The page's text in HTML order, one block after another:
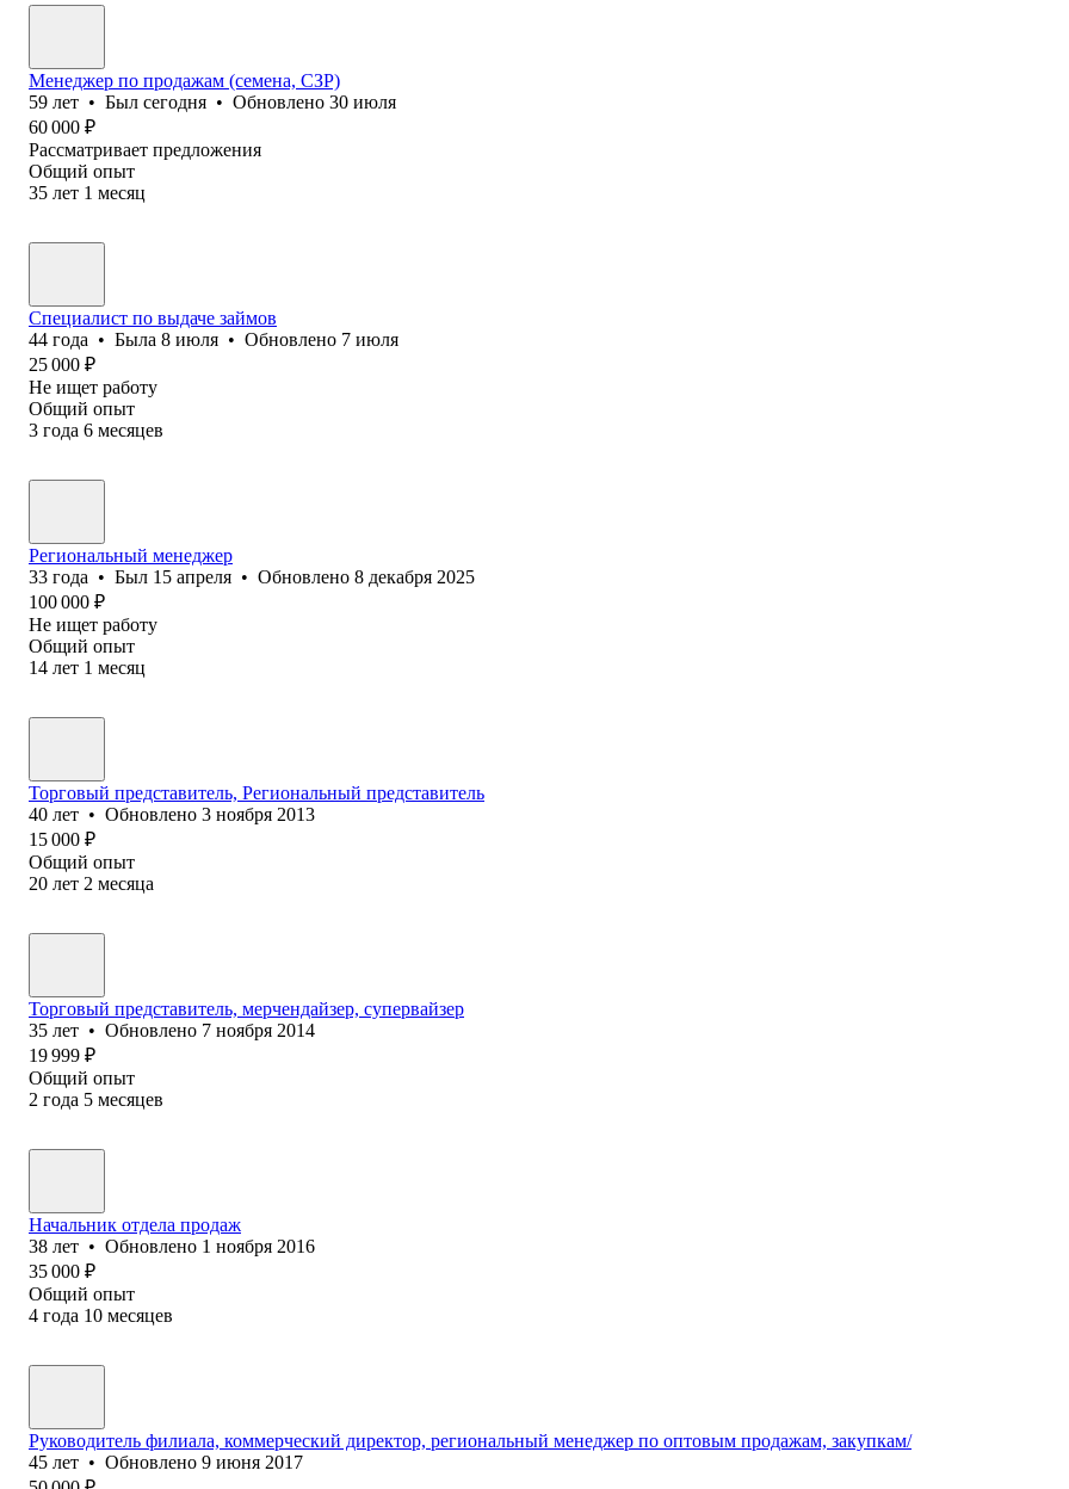
Менеджер по продажам (семена, СЗР)
59 лет • Был сегодня • Обновлено 30 июля
60 000 ₽
Рассматривает предложения
Общий опыт
35 лет 1 месяц
Специалист по выдаче займов
44 года • Была 8 июля • Обновлено 7 июля
25 000 ₽
Не ищет работу
Общий опыт
3 года 6 месяцев
Региональный менеджер
33 года • Был 15 апреля • Обновлено 8 декабря 2025
100 000 ₽
Не ищет работу
Общий опыт
14 лет 1 месяц
Торговый представитель, Региональный представитель
40 лет • Обновлено 3 ноября 2013
15 000 ₽
Общий опыт
20 лет 2 месяца
Торговый представитель, мерчендайзер, супервайзер
35 лет • Обновлено 7 ноября 2014
19 999 ₽
Общий опыт
2 года 5 месяцев
Начальник отдела продаж
38 лет • Обновлено 1 ноября 2016
35 000 ₽
Общий опыт
4 года 10 месяцев
Руководитель филиала, коммерческий директор, региональный менеджер по оптовым продажам, закупкам/
45 лет • Обновлено 9 июня 2017